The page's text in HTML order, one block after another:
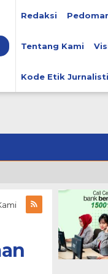
Redaksi
Tentang Kami
Kode Etik